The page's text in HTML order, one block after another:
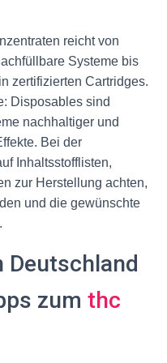
reicht von
Systeme bis
zertifizierten Cartridges.
Disposables sind
nachhaltiger und
Bei der
Inhaltsstofflisten,
zur Herstellung achten,
und die gewünschte
Deutschland
zum thc